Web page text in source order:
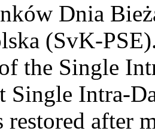
Dnia
(SvK-
the Single
Single Intra-
restored after